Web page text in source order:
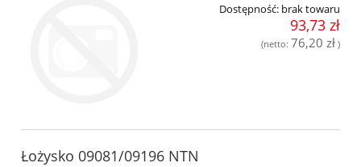
Dostępność: brak towaru
93,73 zł
(netto: 76,20 zł )
Łożysko 09081/09196 NTN